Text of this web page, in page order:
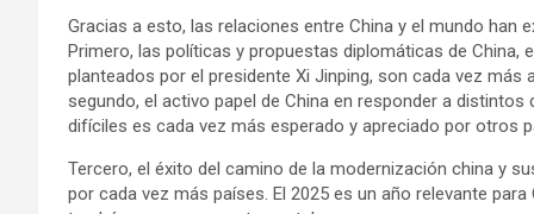
Gracias a esto, las relaciones entre China y el mundo
Primero, las políticas y propuestas diplomáticas de
planteados por el presidente Xi Jinping, son cada vez
segundo, el activo papel de China en responder a
difíciles es cada vez más esperado y apreciado por otros
Tercero, el éxito del camino de la modernización china y
por cada vez más países. El 2025 es un año relevante